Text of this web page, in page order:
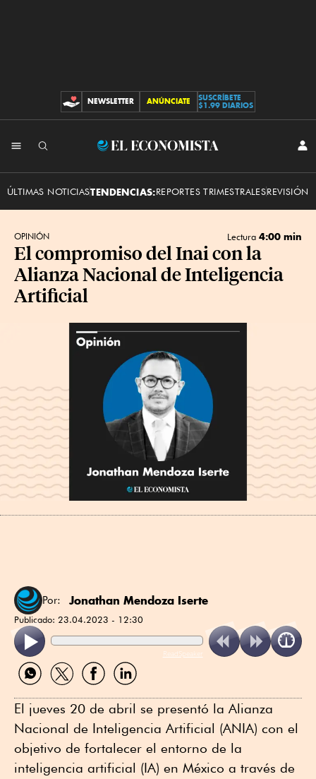
CONTRIBUCIONES
NEWSLETTER ANÚNCIATE
SUSCRÍBETE
$1.99 DIARIOS
El
ÚLTIMAS NOTICIASTENDENCIAS:REPORTES TRIMESTRALESREVISIÓN
OPINIÓN Lectura 4:00 min
El compromiso del Inai con la
Alianza Nacional de Inteligencia
Artificial
Por: Jonathan Mendoza Iserte
Publicado: 23.04.2023 - 12:30
ReadSpeaker
Compartir
por
Compartir
por
Compartir
por
Compartir
por
El jueves 20 de abril se presentó la Alianza
Nacional de Inteligencia Artificial (ANIA) con el
objetivo de fortalecer el entorno de la
inteligencia artificial (IA) en México a través de